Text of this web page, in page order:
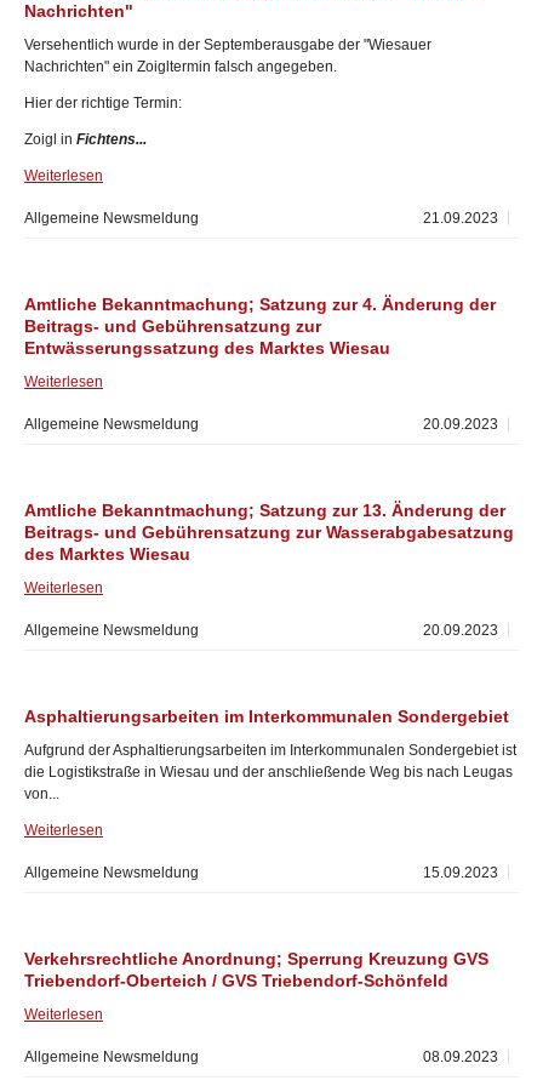
Nachrichten"
Versehentlich wurde in der Septemberausgabe der "Wiesauer
Nachrichten" ein Zoigltermin falsch angegeben.
Hier der richtige Termin:
Zoigl in Fichtens...
Weiterlesen
21.09.2023
Allgemeine Newsmeldung
Amtliche Bekanntmachung; Satzung zur 4. Änderung der
Beitrags- und Gebührensatzung zur
Entwässerungssatzung des Marktes Wiesau
Weiterlesen
20.09.2023
Allgemeine Newsmeldung
Amtliche Bekanntmachung; Satzung zur 13. Änderung der
Beitrags- und Gebührensatzung zur Wasserabgabesatzung
des Marktes Wiesau
Weiterlesen
20.09.2023
Allgemeine Newsmeldung
Asphaltierungsarbeiten im Interkommunalen Sondergebiet
Aufgrund der Asphaltierungsarbeiten im Interkommunalen Sondergebiet ist
die Logistikstraße in Wiesau und der anschließende Weg bis nach Leugas
von...
Weiterlesen
15.09.2023
Allgemeine Newsmeldung
Verkehrsrechtliche Anordnung; Sperrung Kreuzung GVS
Triebendorf-Oberteich / GVS Triebendorf-Schönfeld
Weiterlesen
08.09.2023
Allgemeine Newsmeldung